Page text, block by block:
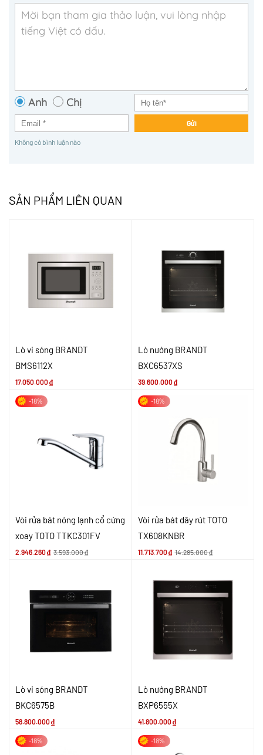
Anh Chị
Gửi
Không có bình luận nào
SẢN PHẨM LIÊN QUAN
Lò vi sóng BRANDT
BMS6112X
17.050.000₫
Lò nướng BRANDT
BXC6537XS
39.600.000₫
-18%
Vòi rửa bát nóng lạnh cổ cứng
xoay TOTO TTKC301FV
2.946.260₫ 3.593.000₫
-18%
Vòi rửa bát dây rút TOTO
TX608KNBR
11.713.700₫ 14.285.000₫
Lò vi sóng BRANDT
BKC6575B
58.800.000₫
Lò nướng BRANDT
BXP6555X
41.800.000₫
-18% -18%